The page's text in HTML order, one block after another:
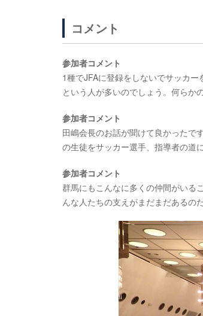
コメント
参加者コメント
1種でJFAに登録をしないでサッカ
という人が多いのでしょう。何らか
参加者コメント
田嶋会長のお話が聞けて良かったで
の生徒をサッカー選手、指導者の道
参加者コメント
群馬にもこんなに多くの仲間がいる
んな人たちの支えがまだまだあるの